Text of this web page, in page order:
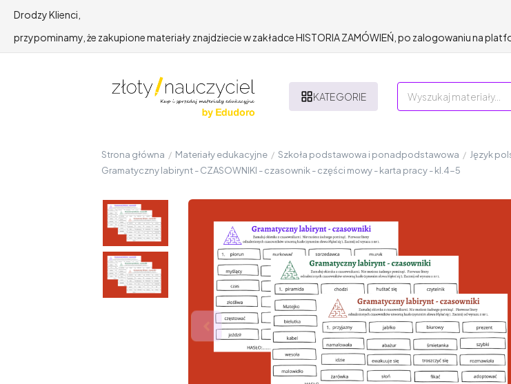
Drodzy Klienci,
przypominamy, że zakupione materiały znajdziecie w zakładce HISTORIA ZAMÓWIEŃ, po zalogowaniu na
KATEGORIE
Strona główna / Materiały edukacyjne / Szkoła podstawowa i ponadpodstawowa / Język
Gramatyczny labirynt - CZASOWNIKI - czasownik - części mowy - karta pracy - kl.4-5